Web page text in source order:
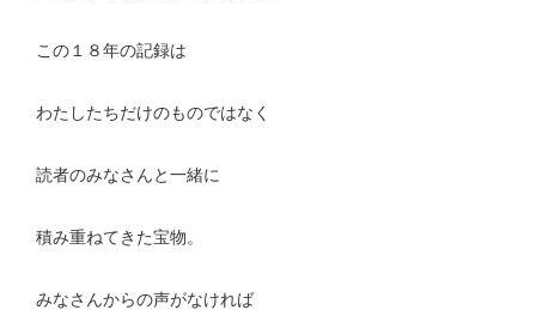
この１８年の記録は
わたしたちだけのものではなく
読者のみなさんと一緒に
積み重ねてきた宝物。
みなさんからの声がなければ